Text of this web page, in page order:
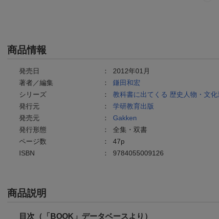
商品情報
発売日 ： 2012年01月
著者／編集
： 鎌田和宏
シリーズ
： 教科書に出てくる 歴史人物・文化
発行元
： 学研教育出版
発売元
： Gakken
発行形態
： 全集・双書
ページ数
： 47p
ISBN
： 9784055009126
商品説明
目次（「BOOK」データベースより）